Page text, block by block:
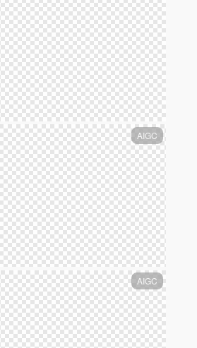
AIGC
AIGC